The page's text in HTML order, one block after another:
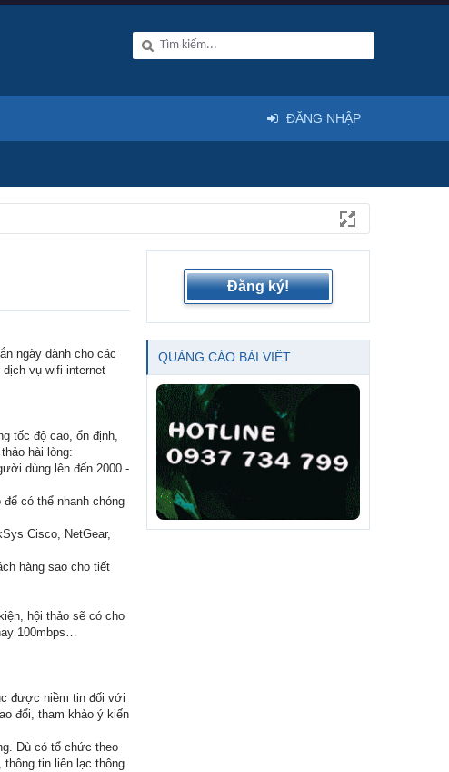
ngày dành cho các
vụ wifi internet
tốc độ cao, ổn định,
hài lòng:
dùng lên đến 2000 -
có thể nhanh chóng
Cisco, NetGear,
hàng sao cho tiết
hội thảo sẽ có cho
100mbps…
được niềm tin đối với
đổi, tham khảo ý kiến
Dù có tổ chức theo
tin liên lạc thông
Đăng ký!
QUẢNG CÁO BÀI VIẾT
ĐĂNG NHẬP